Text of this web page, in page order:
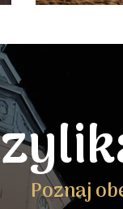
Poznaj